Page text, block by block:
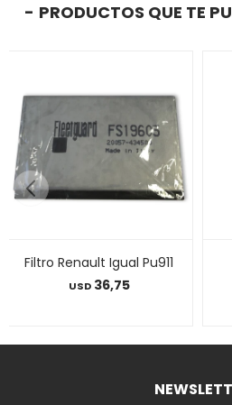
PRODUCTOS QUE TE
Filtro Renault Igual Pu911
USD 36,75